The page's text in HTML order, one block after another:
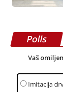
Polls
Vaš
Imitacija